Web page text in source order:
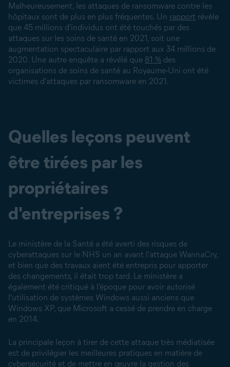
Malheureusement, les attaques de ransomware contre les
hôpitaux sont de plus en plus fréquentes. Un rapport révèle
que 45 millions d'individus ont été touchés par des
attaques sur les soins de santé en 2021, soit une
augmentation spectaculaire par rapport aux 34 millions de
2020. Une autre enquête a révélé que 81 % des
organisations de soins de santé au Royaume-Uni ont été
victimes d'attaques par ransomware en 2021.
Quelles leçons peuvent
être tirées par les
propriétaires
d'entreprises ?
Le ministère de la Santé a été averti des risques de
cyberattaques sur le NHS un an avant l'attaque WannaCry,
et bien que des travaux aient été entrepris pour apporter
des changements, il était trop tard. Le ministère a
également été critiqué à l'époque pour avoir autorisé
l'utilisation de systèmes Windows aussi anciens que
Windows XP, que Microsoft a cessé de prendre en charge
en 2014.
La principale leçon à tirer de cette attaque très médiatisée
est de privilégier les meilleures pratiques en matière de
cybersécurité et de mettre en œuvre la gestion des